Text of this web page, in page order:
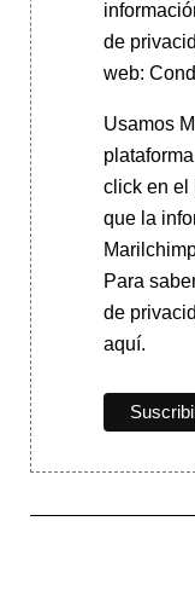
de
web:
Usamos
click en el
que la
Para
de
aquí.